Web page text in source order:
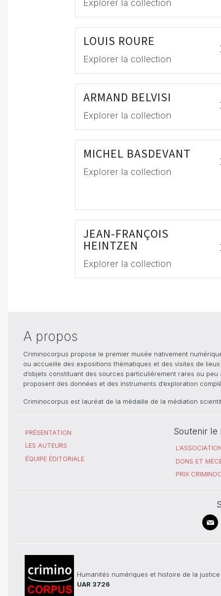
Explorer la collection
LOUIS ROURE
Explorer la collection
ARMAND BELVISI
Explorer la collection
MICHEL BASDEVANT
Explorer la collection
JEAN-FRANÇOIS
HEINTZEN
Explorer la collection
A propos
Criminocorpus propose le premier musée nativement
ou accueille des expositions thématiques et des visites de
d’objets constituant des sources particulièrement rares ou
proposent des données et des instruments d’exploration
Criminocorpus est lauréat de la médaille de la médiation
PRÉSENTATION
LES AUTEURS
ÉQUIPE ÉDITORIALE
Soutenir le
DONS ET
PRIX
Humanités numériques et histoire de la justice
UAR 3726